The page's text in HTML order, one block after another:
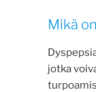
Mikä
jotka